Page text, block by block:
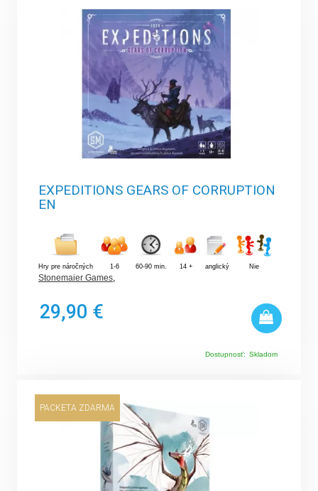
EXPEDITIONS GEARS OF CORRUPTION
EN
Hry pre náročných 1-6 60-90 min. 14 + anglický Nie
Stonemaier Games,
29,90 €
Dostupnosť: Skladom
PACKETA ZDARMA